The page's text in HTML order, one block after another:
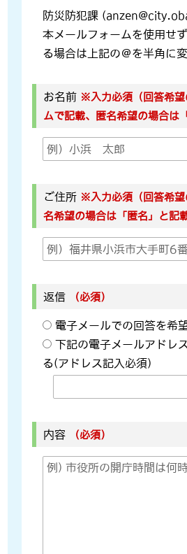
防災防犯課
本メールフォームを使用せ
る場合は上記の＠を半角に
お名前 ※入力必須（回答希望
ムで記載、匿名希望の場合は
ご住所 ※入力必須（回答希望
名希望の場合は「匿名」と記載
返信 （必須）
電子メールでの回答を希
下記の電子メールアドレ
る(アドレス記入必須)
内容 （必須）